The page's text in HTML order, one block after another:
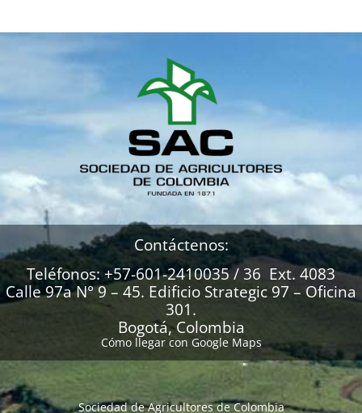
Contáctenos:
Teléfonos: +57-601-2410035 / 36 Ext. 4083
Calle 97a N° 9 – 45. Edificio Strategic 97 – Oficina
301.
Bogotá, Colombia
Cómo llegar con Google Maps
Sociedad de Agricultores de Colombia